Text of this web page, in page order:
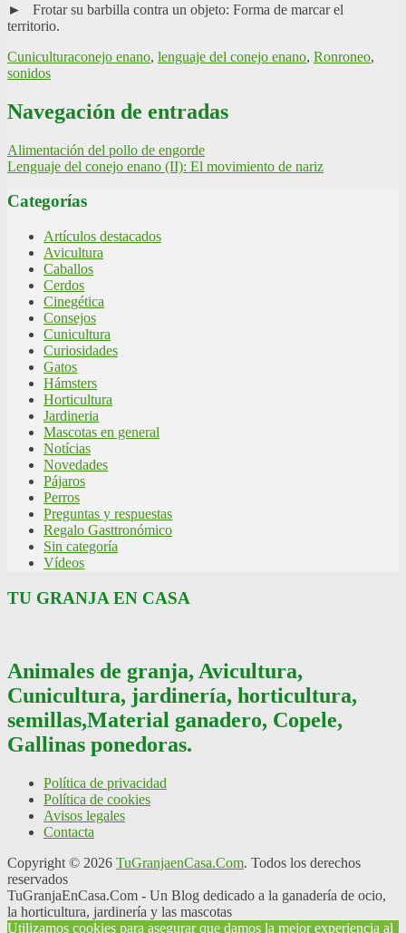
► Frotar su barbilla contra un objeto: Forma de marcar el
territorio.
Cuniculturaconejo enano, lenguaje del conejo enano, Ronroneo,
sonidos
Navegación de entradas
Alimentación del pollo de engorde
Lenguaje del conejo enano (II): El movimiento de nariz
Categorías
Artículos destacados
Avicultura
Caballos
Cerdos
Cinegética
Consejos
Cunicultura
Curiosidades
Gatos
Hámsters
Horticultura
Jardineria
Mascotas en general
Notícias
Novedades
Pájaros
Perros
Preguntas y respuestas
Regalo Gasttronómico
Sin categoría
Vídeos
TU GRANJA EN CASA
Animales de granja, Avicultura,
Cunicultura, jardinería, horticultura,
semillas,Material ganadero, Copele,
Gallinas ponedoras.
Política de privacidad
Política de cookies
Avisos legales
Contacta
Copyright © 2026 TuGranjaenCasa.Com. Todos los derechos
reservados
TuGranjaEnCasa.Com - Un Blog dedicado a la ganadería de ocio,
la horticultura, jardinería y las mascotas
Utilizamos cookies para asegurar que damos la mejor experiencia al